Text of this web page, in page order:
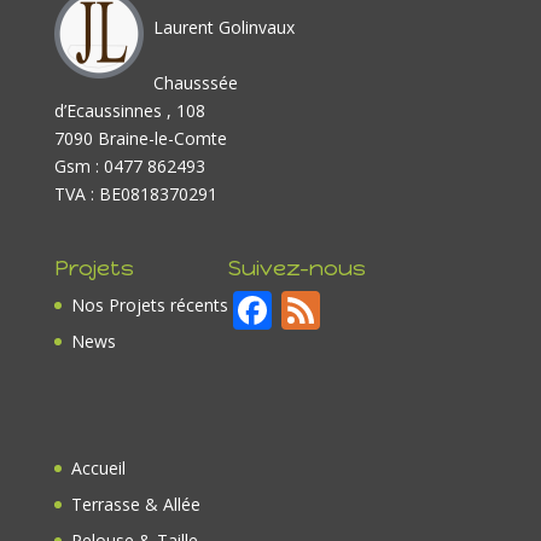
Laurent Golinvaux
Chausssée
d’Ecaussinnes , 108
7090 Braine-le-Comte
Gsm : 0477 862493
TVA : BE0818370291
Projets
Nos Projets récents
News
Suivez-nous
F F
Accueil
Terrasse & Allée